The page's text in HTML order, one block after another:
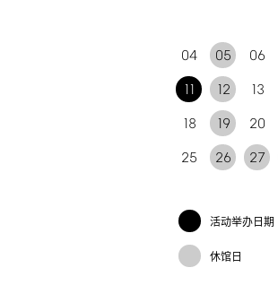
04 05 06
11 12 13
18 19 20
25 26 27
活动举办日期
休馆日